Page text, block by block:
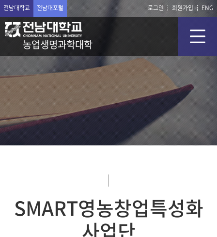
전남대학교 전남대포털 로그인 회원가입 ENG
농업생명과학대학
SMART영농창업특성화
사업단